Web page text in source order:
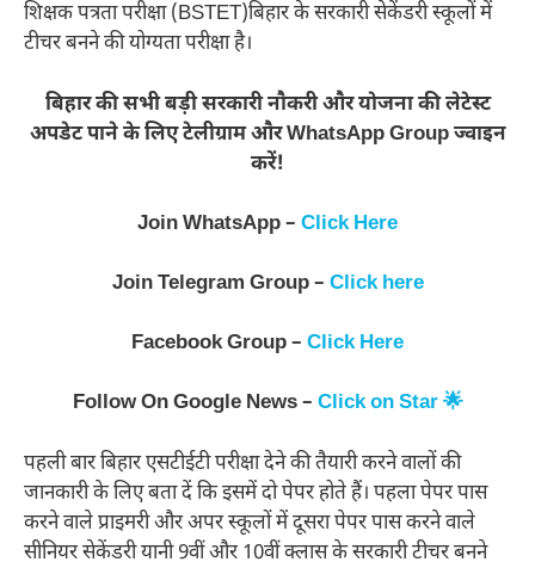
शिक्षक पत्रता परीक्षा (BSTET)बिहार के सरकारी सेकेंडरी स्कूलों में
टीचर बनने की योग्यता परीक्षा है।
बिहार की सभी बड़ी सरकारी नौकरी और योजना की लेटेस्ट
अपडेट पाने के लिए टेलीग्राम और WhatsApp Group ज्वाइन
करें!
Join WhatsApp – Click Here
Join Telegram Group – Click here
Facebook Group – Click Here
Follow On Google News – Click on Star 🌟
पहली बार बिहार एसटीईटी परीक्षा देने की तैयारी करने वालों की
जानकारी के लिए बता दें कि इसमें दो पेपर होते हैं। पहला पेपर पास
करने वाले प्राइमरी और अपर स्कूलों में दूसरा पेपर पास करने वाले
सीनियर सेकेंडरी यानी 9वीं और 10वीं क्लास के सरकारी टीचर बनने